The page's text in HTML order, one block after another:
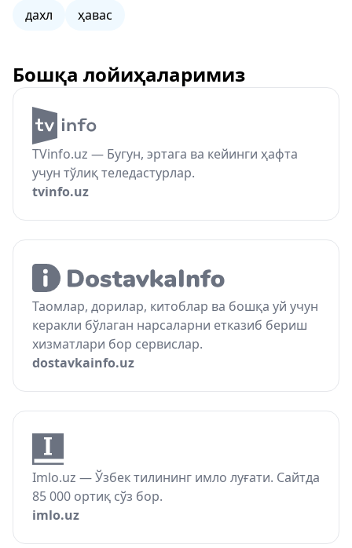
дахл
ҳавас
Бошқа лойиҳаларимиз
TVinfo.uz — Бугун, эртага ва кейинги ҳафта
учун тўлиқ теледастурлар.
tvinfo.uz
Таомлар, дорилар, китоблар ва бошқа уй учун
керакли бўлаган нарсаларни етказиб бериш
хизматлари бор сервислар.
dostavkainfo.uz
Imlo.uz — Ўзбек тилининг имло луғати. Сайтда
85 000 ортиқ сўз бор.
imlo.uz